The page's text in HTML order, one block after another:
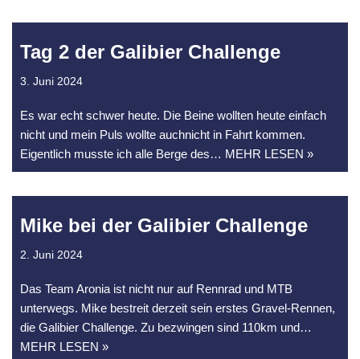
Tag 2 der Galibier Challenge
3. Juni 2024
Es war echt schwer heute. Die Beine wollten heute einfach
nicht und mein Puls wollte auchnicht in Fahrt kommen.
Eigentlich musste ich alle Berge des… MEHR LESEN »
Mike bei der Galibier Challenge
2. Juni 2024
Das Team Aronia ist nicht nur auf Rennrad und MTB
unterwegs. Mike bestreit derzeit sein erstes Gravel-Rennen,
die Galibier Challenge. Zu bezwingen sind 110km und…
MEHR LESEN »